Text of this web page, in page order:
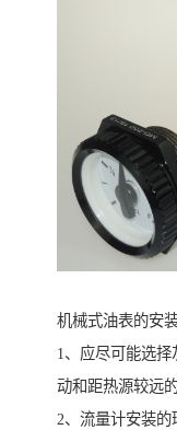
机械式油表的安
1、应尽可能选
动和距热源较远的
2、流量计安装的